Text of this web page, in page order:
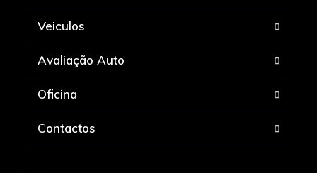
Veiculos
Avaliação Auto
Oficina
Contactos